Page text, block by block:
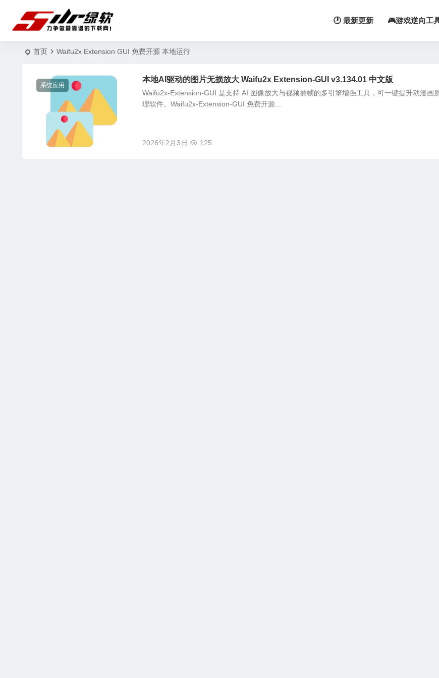
🕐 最新更新 🎮游戏逆向工
首页 Waifu2x Extension GUI 免费开源 本地运行
系统应用
本地AI驱动的图片无损放大 Waifu2x Extension-GUI v3.134.01 中文版
Waifu2x-Extension-GUI 是支持 AI 图像放大与视频插帧的多引擎增强工具，可一键提升动漫画
理软件。Waifu2x-Extension-GUI 免费开源...
2026年2月3日 125